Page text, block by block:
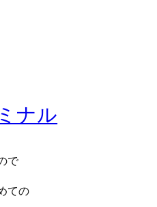
ナル
で
ての